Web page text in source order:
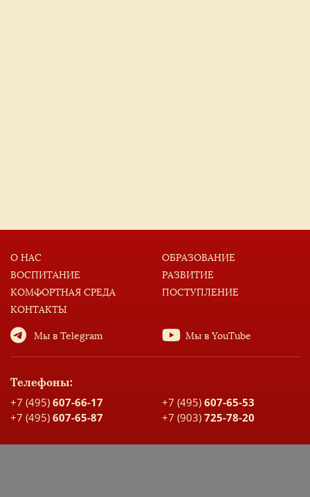
О НАС
ОБРАЗОВАНИЕ
ВОСПИТАНИЕ
РАЗВИТИЕ
КОМФОРТНАЯ СРЕДА
ПОСТУПЛЕНИЕ
КОНТАКТЫ
Мы в Telegram Мы в YouTube
Телефоны:
+7 (495) 607-66-17 +7 (495) 607-65-53
+7 (495) 607-65-87 +7 (903) 725-78-20